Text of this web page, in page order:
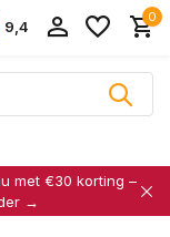
9,4
0
met €30 korting –
→